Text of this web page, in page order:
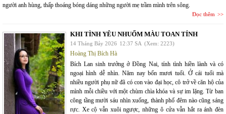
người anh hùng, thấp thoáng bóng dáng những người mẹ trầm mình trên sông.
Đọc thêm
KHI TÌNH YÊU NHUỐM MÀU TOAN TÍNH
14 Tháng Bảy 2026 12:37 SA (Xem: 2223)
Hoàng Thị Bích Hà
Bích Lan sinh trưởng ở Đồng Nai, tính tình hiền lành và có
ngoại hình dễ nhìn. Năm nay bốn mươi tuổi. Ở cái tuổi mà
nhiều người phụ nữ đã có con vào đại học, cô trở về căn hộ của
mình mỗi chiều với một chùm chìa khóa và sự im lặng. Từ ban
công tầng mười sáu nhìn xuống, thành phố đêm nào cũng sáng
rực. Xe cộ vẫn xuôi ngược, những ô cửa vẫn hắt ra ánh đèn